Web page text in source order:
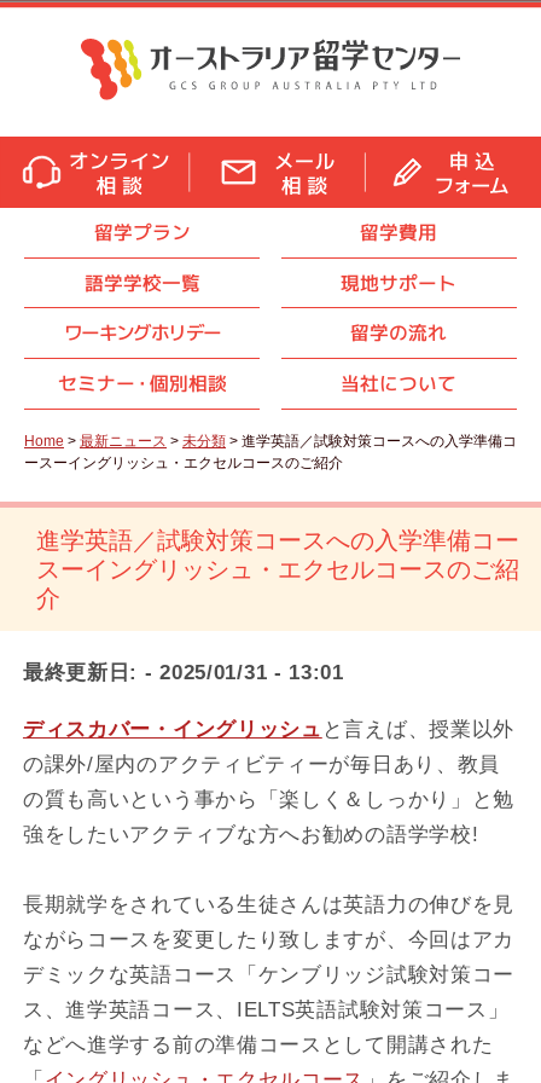
留学プラン
留学費用
語学学校一覧
現地サポート
ワーキングホリデー
留学の流れ
セミナー・ 個別相談 当社について
Home > 最新ニュース > 未分類 > 進学英語／試験対策コースへの入学準備コ
ースーイングリッシュ・エクセルコースのご紹介
進学英語／試験対策コースへの入学準備コー
スーイングリッシュ・エクセルコースのご紹
介
最終更新日: - 2025/01/31 - 13:01
ディスカバー・イングリッシュ と言えば、授業以外
の課外/屋内のアクティビティーが毎日あり、教員
の質も高いという事から「楽しく＆しっかり」と勉
強をしたいアクティブな方へお勧めの語学学校!
長期就学をされている生徒さんは英語力の伸びを見
ながらコースを変更したり致しますが、今回はアカ
デミックな英語コース「ケンブリッジ試験対策コー
ス、進学英語コース、IELTS英語試験対策コース」
などへ進学する前の準備コースとして開講された